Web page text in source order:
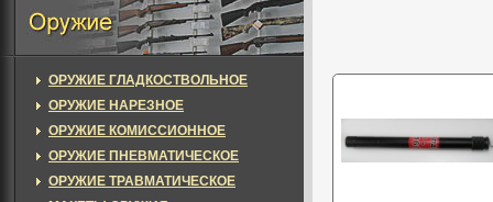
ОРУЖИЕ ГЛАДКОСТВОЛЬНОЕ
ОРУЖИЕ НАРЕЗНОЕ
ОРУЖИЕ КОМИССИОННОЕ
ОРУЖИЕ ПНЕВМАТИЧЕСКОЕ
ОРУЖИЕ ТРАВМАТИЧЕСКОЕ